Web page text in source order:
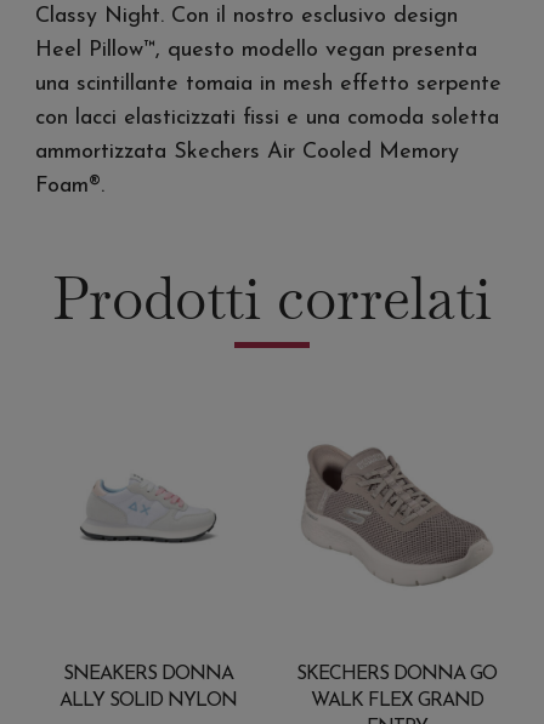
Classy Night. Con il nostro esclusivo design
Heel Pillow™, questo modello vegan presenta
una scintillante tomaia in mesh effetto serpente
con lacci elasticizzati fissi e una comoda soletta
ammortizzata Skechers Air Cooled Memory
Foam®.
Prodotti correlati
SNEAKERS DONNA
ALLY SOLID NYLON
SKECHERS DONNA GO
WALK FLEX GRAND